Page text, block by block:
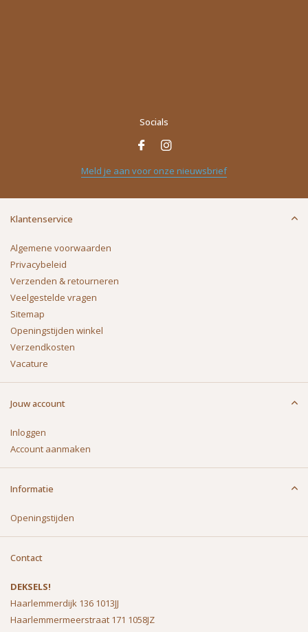
Socials
Meld je aan voor onze nieuwsbrief
Klantenservice
Algemene voorwaarden
Privacybeleid
Verzenden & retourneren
Veelgestelde vragen
Sitemap
Openingstijden winkel
Verzendkosten
Vacature
Jouw account
Inloggen
Account aanmaken
Informatie
Openingstijden
Contact
DEKSELS!
Haarlemmerdijk 136 1013JJ
Haarlemmermeerstraat 171 1058JZ